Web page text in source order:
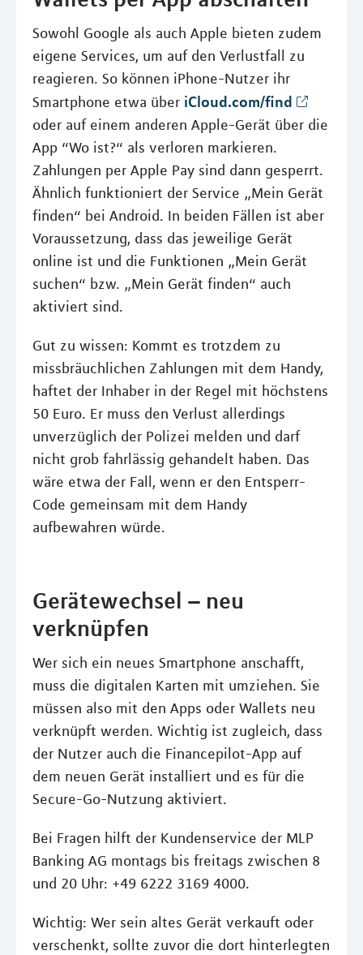
Sowohl Google als auch Apple bieten zudem
eigene Services, um auf den Verlustfall zu
reagieren. So können iPhone-Nutzer ihr
Smartphone etwa über iCloud.com/find
oder auf einem anderen Apple-Gerät über die
App “Wo ist?“ als verloren markieren.
Zahlungen per Apple Pay sind dann gesperrt.
Ähnlich funktioniert der Service „Mein Gerät
finden“ bei Android. In beiden Fällen ist aber
Voraussetzung, dass das jeweilige Gerät
online ist und die Funktionen „Mein Gerät
suchen“ bzw. „Mein Gerät finden“ auch
aktiviert sind.
Gut zu wissen: Kommt es trotzdem zu
missbräuchlichen Zahlungen mit dem Handy,
haftet der Inhaber in der Regel mit höchstens
50 Euro. Er muss den Verlust allerdings
unverzüglich der Polizei melden und darf
nicht grob fahrlässig gehandelt haben. Das
wäre etwa der Fall, wenn er den Entsperr-
Code gemeinsam mit dem Handy
aufbewahren würde.
Gerätewechsel – neu
verknüpfen
Wer sich ein neues Smartphone anschafft,
muss die digitalen Karten mit umziehen. Sie
müssen also mit den Apps oder Wallets neu
verknüpft werden. Wichtig ist zugleich, dass
der Nutzer auch die Financepilot-App auf
dem neuen Gerät installiert und es für die
Secure-Go-Nutzung aktiviert.
Bei Fragen hilft der Kundenservice der MLP
Banking AG montags bis freitags zwischen 8
und 20 Uhr: +49 6222 3169 4000.
Wichtig: Wer sein altes Gerät verkauft oder
verschenkt, sollte zuvor die dort hinterlegten